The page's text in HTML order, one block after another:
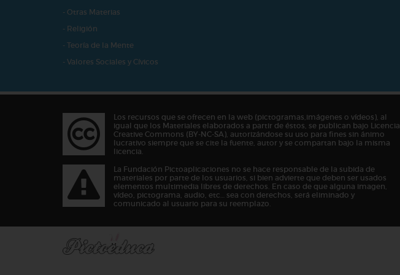
- Otras Materias
- Religión
- Teoría de la Mente
- Valores Sociales y Cívicos
Los recursos que se ofrecen en la web (pictogramas,imágenes o vídeos), al
igual que los Materiales elaborados a partir de éstos, se publican bajo Licencia
Creative Commons (BY-NC-SA), autorizándose su uso para fines sin ánimo
lucrativo siempre que se cite la fuente, autor y se compartan bajo la misma
licencia.
La Fundación Pictoaplicaciones no se hace responsable de la subida de
materiales por parte de los usuarios, si bien advierte que deben ser usados
elementos multimedia libres de derechos. En caso de que alguna imagen,
vídeo, pictograma, audio, etc… sea con derechos, será eliminado y
comunicado al usuario para su reemplazo.